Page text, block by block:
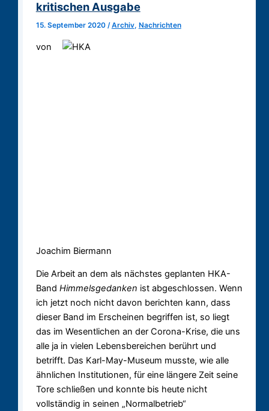
kritischen Ausgabe
15. September 2020 /Archiv, Nachrichten
von
Joachim Biermann
Die Arbeit an dem als nächstes geplanten HKA-
Band Himmelsgedanken ist abgeschlossen. Wenn
ich jetzt noch nicht davon berichten kann, dass
dieser Band im Erscheinen begriffen ist, so liegt
das im Wesentlichen an der Corona-Krise, die uns
alle ja in vielen Lebensbereichen berührt und
betrifft. Das Karl-May-Museum musste, wie alle
ähnlichen Institutionen, für eine längere Zeit seine
Tore schließen und konnte bis heute nicht
vollständig in seinen „Normalbetrieb“